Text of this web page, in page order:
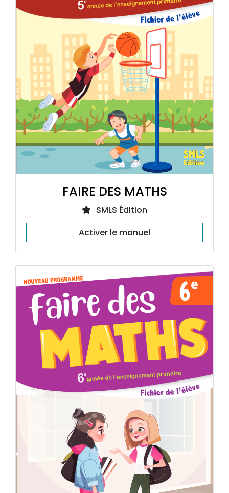
FAIRE DES MATHS
SMLS Édition
Activer le manuel